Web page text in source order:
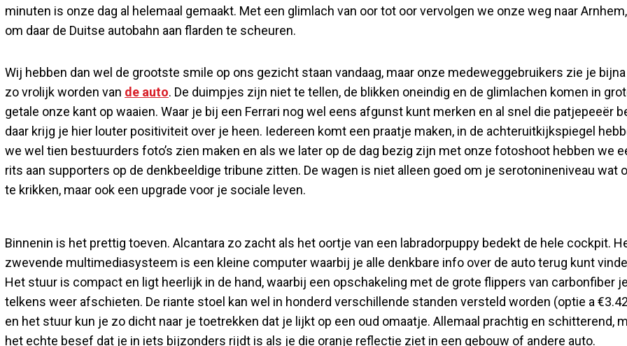
minuten is onze dag al helemaal gemaakt. Met een glimlach van oor tot oor vervolgen we onze weg naar Arnhem,
om daar de Duitse autobahn aan flarden te scheuren.
Wij hebben dan wel de grootste smile op ons gezicht staan vandaag, maar onze medeweggebruikers zie je
zo vrolijk worden van de auto. De duimpjes zijn niet te tellen, de blikken oneindig en de glimlachen komen in
getale onze kant op waaien. Waar je bij een Ferrari nog wel eens afgunst kunt merken en al snel die patjepeeër
daar krijg je hier louter positiviteit over je heen. Iedereen komt een praatje maken, in de achteruitkijkspiegel
we wel tien bestuurders foto’s zien maken en als we later op de dag bezig zijn met onze fotoshoot hebben we
rits aan supporters op de denkbeeldige tribune zitten. De wagen is niet alleen goed om je serotonineniveau wat
te krikken, maar ook een upgrade voor je sociale leven.
Binnenin is het prettig toeven. Alcantara zo zacht als het oortje van een labradorpuppy bedekt de hele cockpit.
zwevende multimediasysteem is een kleine computer waarbij je alle denkbare info over de auto terug kunt
Het stuur is compact en ligt heerlijk in de hand, waarbij een opschakeling met de grote flippers van carbonfiber je
telkens weer afschieten. De riante stoel kan wel in honderd verschillende standen versteld worden (optie a
en het stuur kun je zo dicht naar je toetrekken dat je lijkt op een oud omaatje. Allemaal prachtig en schitterend,
het echte besef dat je in iets bijzonders rijdt is als je die oranje reflectie ziet in een gebouw of andere auto.